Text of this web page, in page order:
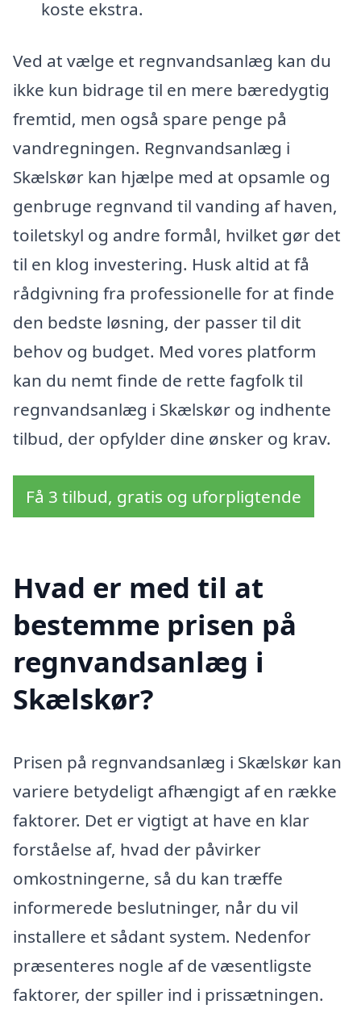
koste ekstra.
Ved at vælge et regnvandsanlæg kan du
ikke kun bidrage til en mere bæredygtig
fremtid, men også spare penge på
vandregningen. Regnvandsanlæg i
Skælskør kan hjælpe med at opsamle og
genbruge regnvand til vanding af haven,
toiletskyl og andre formål, hvilket gør det
til en klog investering. Husk altid at få
rådgivning fra professionelle for at finde
den bedste løsning, der passer til dit
behov og budget. Med vores platform
kan du nemt finde de rette fagfolk til
regnvandsanlæg i Skælskør og indhente
tilbud, der opfylder dine ønsker og krav.
Få 3 tilbud, gratis og uforpligtende
Hvad er med til at
bestemme prisen på
regnvandsanlæg i
Skælskør?
Prisen på regnvandsanlæg i Skælskør kan
variere betydeligt afhængigt af en række
faktorer. Det er vigtigt at have en klar
forståelse af, hvad der påvirker
omkostningerne, så du kan træffe
informerede beslutninger, når du vil
installere et sådant system. Nedenfor
præsenteres nogle af de væsentligste
faktorer, der spiller ind i prissætningen.